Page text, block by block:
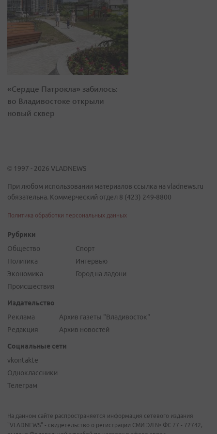
«Сердце Патрокла» забилось:
во Владивостоке открыли
новый сквер
© 1997 - 2026 VLADNEWS
При любом использовании материалов ссылка на vladnews.ru
обязательна. Коммерческий отдел 8 (423) 249-8800
Политика обработки персональных данных
Рубрики
Общество
Политика
Экономика
Происшествия
Спорт
Интервью
Город на ладони
Издательство
Реклама
Редакция
Архив газеты "Владивосток"
Архив новостей
Социальные сети
vkontakte
Одноклассники
Телеграм
На данном сайте распространяется информация сетевого издания
"VLADNEWS" - свидетельство о регистрации СМИ ЭЛ № ФС 77 - 72742,